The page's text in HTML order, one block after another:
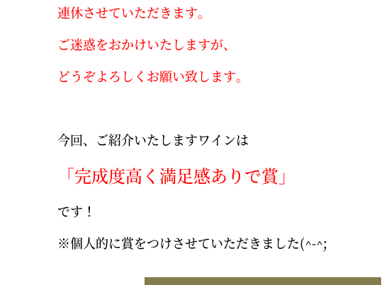
連休させていただきます。
ご迷惑をおかけいたしますが、
どうぞよろしくお願い致します。
今回、ご紹介いたしますワインは
「完成度高く満足感ありで賞」
です！
※個人的に賞をつけさせていただきました(^-^;